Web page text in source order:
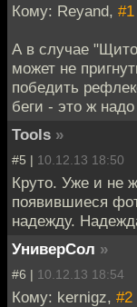
Кому: Reyand, #1
А в случае
может не
победить
беги - это ж
Tools »
#5 | 10.12.13 18:50
Круто. Уже и не
появившиеся
надежду.
УниверСол »
#6 | 10.12.13 18:54
Кому: kernigz, #2